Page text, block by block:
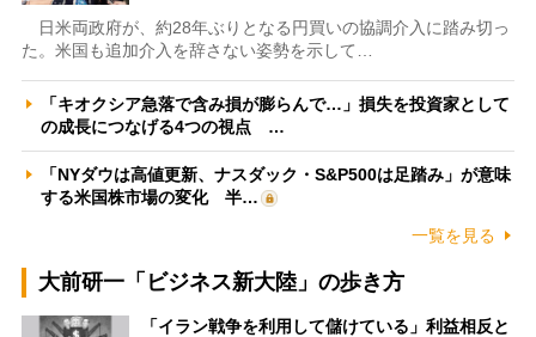
日米両政府が、約28年ぶりとなる円買いの協調介入に踏み切っ
た。米国も追加介入を辞さない姿勢を示して…
「キオクシア急落で含み損が膨らんで…」損失を投資家として
の成長につなげる4つの視点 …
「NYダウは高値更新、ナスダック・S&P500は足踏み」が意味
する米国株市場の変化 半…
一覧を見る
大前研一「ビジネス新大陸」の歩き方
「イラン戦争を利用して儲けている」利益相反と